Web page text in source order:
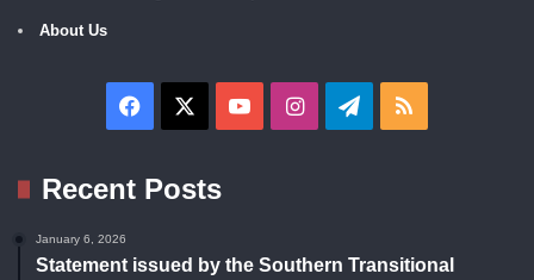
About Us
Facebook YouTubeInstagramTelegram
Recent Posts
January 6, 2026
Statement issued by the Southern Transitional